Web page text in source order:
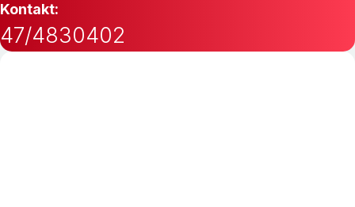
Kontakt:
47/4830402